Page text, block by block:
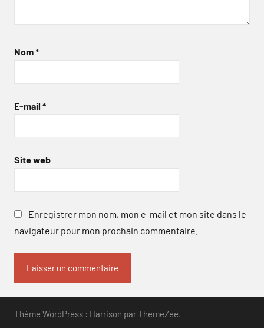
Nom*
E-mail *
Site web
Enregistrer mon nom, mon e-mail et mon site dans le
navigateur pour mon prochain commentaire.
Thème WordPress : Harrison par ThemeZee.